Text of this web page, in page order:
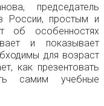
председатель
России, простым и
об особенностях
и показывает
для возраст
как презентовать
самим учебные